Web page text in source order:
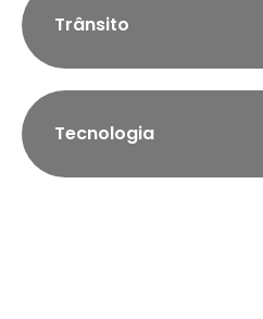
Trânsito
Tecnologia